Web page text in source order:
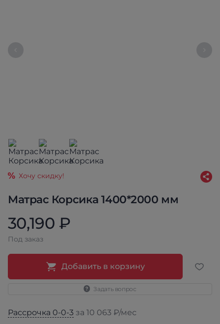
Матрас Корсика 1400*2000 мм
Хочу скидку!
30,190 ₽
Под заказ
Добавить в корзину
Задать вопрос
Рассрочка 0-0-3 за 10 063 ₽/мес